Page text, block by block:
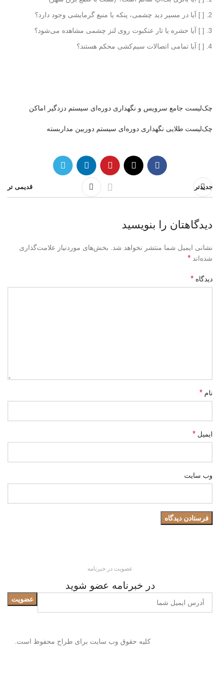
[ ] آیا در مسیر دید چشمی، پنکه یا منبع گرمایشی وجود دارد؟
[ ] آیا حشره یا تار عنکبوت روی لنز چشمی مشاهده می‌شود؟
[ ] آیا تمامی اتصالات سیم‌کشی محکم هستند؟
چک‌لیست جامع سرویس و نگهداری دوره‌ای سیستم دزدگیر اماکن
چک‌لیست طلایی نگهداری دوره‌ای سیستم دوربین مداربسته
جدیدتر قدیمی تر
دیدگاهتان را بنویسید
نشانی ایمیل شما منتشر نخواهد شد.
بخش‌های موردنیاز علامت‌گذاری
شده‌اند *
دیدگاه *
نام *
ایمیل *
وب‌ سایت
عضویت در خبرنامه
در خبرنامه عضو شوید
کلیه حقوق وب سایت برای طراح محفوظ است.